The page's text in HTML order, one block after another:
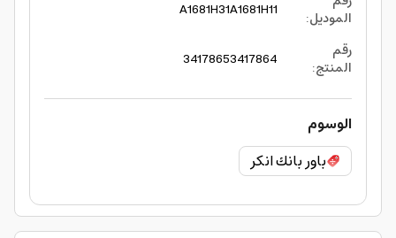
الموديل:
A1681H11
A1681H31
رقم
المنتج:
3417864
3417865
الوسوم
باور بانك انكر